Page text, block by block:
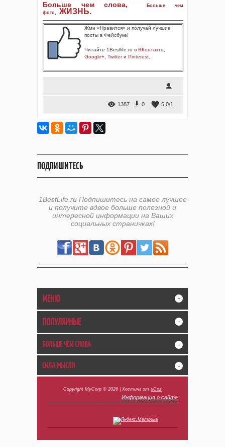
Больше чем слова,
Больше чем
фото, ЖИЗНЬ.
Жми «Нравится» и получай лучшие
посты в Фейсбуке!
Читайте 1Bestlife.ru в ВКонтакте
Google+ Twitterи Pinterest
1387 0 5.0/1
ПОДПИШИТЕСЬ
1BestLife.ru Подпишитесь на самое лучшее
и получите вдвое больше полезной и
интересной информации на Ваших
социальных страничках!
МЕНЮ +
ПОПУЛЯРНЫЕ +
БОЛЬШЕ ЧЕМ СЛОВА +
СИЛА МЫСЛИ +
Copyright MyCorp © 2026 Хостинг от uCoz
Информация о сайте